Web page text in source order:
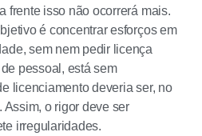
frente isso não ocorrerá mais.
é concentrar esforços em
sem nem pedir licença
pessoal, está sem
licenciamento deveria ser, no
o rigor deve ser
irregularidades.